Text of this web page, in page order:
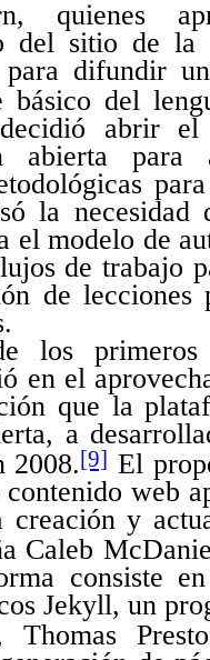
quienes
del sitio de
para difundir
básico del
abrir el
abierta para
la necesidad
el modelo de
de trabajo
de lecciones
los primeros
en el
que la
a
2008.[9] El
web
creación y
Caleb
consiste
Jekyll, un